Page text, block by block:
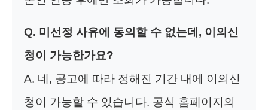
Q. 미선정 사유에 동의할 수 없는데, 이의신
청이 가능한가요?
A. 네, 공고에 따라 정해진 기간 내에 이의신
청이 가능할 수 있습니다. 공식 홈페이지의